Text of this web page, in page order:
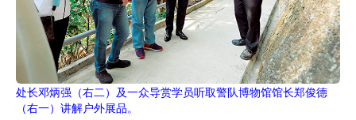
处长邓炳强（右二）及一众导赏学员听取警队博物馆馆长郑俊德
（右一）讲解户外展品。